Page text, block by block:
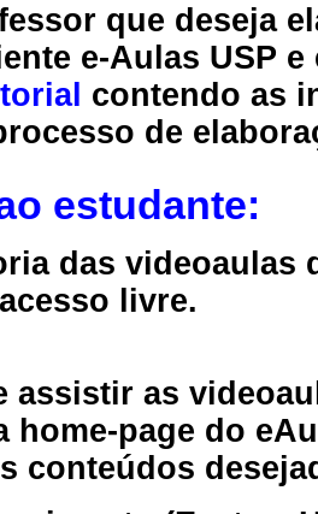
que deseja
e-Aulas USP
contendo as
de
estudante:
das videoaulas
livre.
assistir as
home-page do
conteúdos